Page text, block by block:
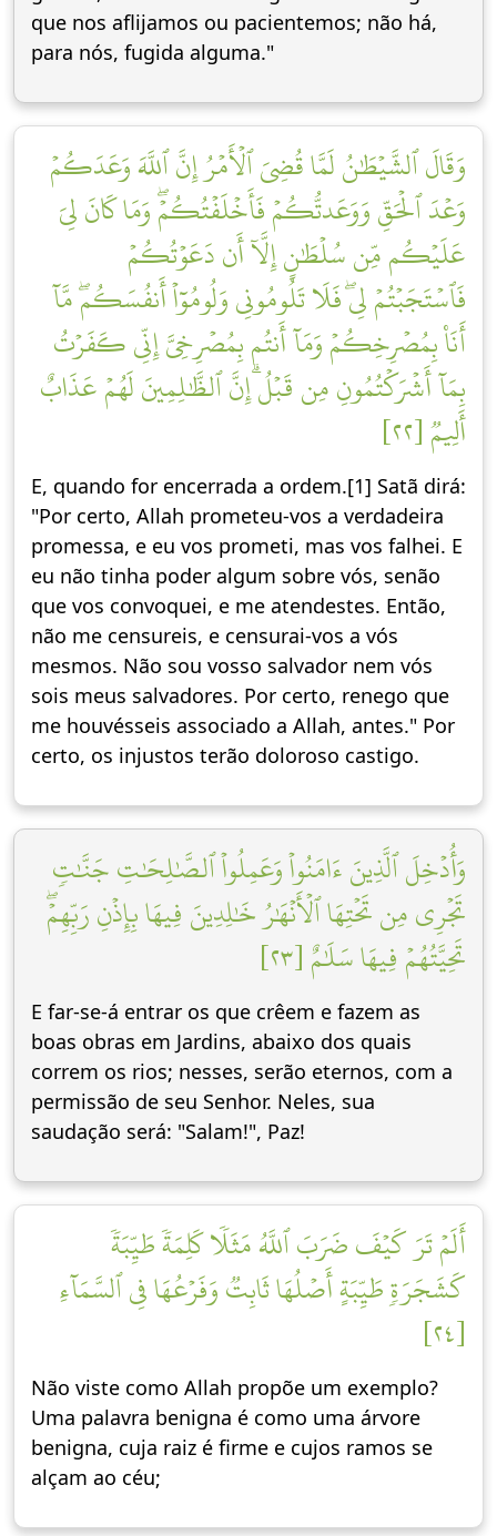
que nos aflijamos ou pacientemos; não há,
para nós, fugida alguma."
وَقَالَ ٱلشَّيۡطَٰنُ لَمَّا قُضِيَ ٱلۡأَمۡرُ إِنَّ ٱللَّهَ وَعَدَكُمۡ
وَعۡدَ ٱلۡحَقِّ وَوَعَدتُّكُمۡ فَأَخۡلَفۡتُكُمۡۖ وَمَا كَانَ لِيَ
عَلَيۡكُم مِّن سُلۡطَٰنٍ إِلَّآ أَن دَعَوۡتُكُمۡ
فَٱسۡتَجَبۡتُمۡ لِيۖ فَلَا تَلُومُونِي وَلُومُوٓاْ أَنفُسَكُمۖ مَّآ
أَنَا۠ بِمُصۡرِخِكُمۡ وَمَآ أَنتُم بِمُصۡرِخِيَّ إِنِّي كَفَرۡتُ
بِمَآ أَشۡرَكۡتُمُونِ مِن قَبۡلُۗ إِنَّ ٱلظَّٰلِمِينَ لَهُمۡ عَذَابٌ
أَلِيمٞ [٢٢]
E, quando for encerrada a ordem.[1] Satã dirá:
"Por certo, Allah prometeu-vos a verdadeira
promessa, e eu vos prometi, mas vos falhei. E
eu não tinha poder algum sobre vós, senão
que vos convoquei, e me atendestes. Então,
não me censureis, e censurai-vos a vós
mesmos. Não sou vosso salvador nem vós
sois meus salvadores. Por certo, renego que
me houvésseis associado a Allah, antes." Por
certo, os injustos terão doloroso castigo.
وَأُدۡخِلَ ٱلَّذِينَ ءَامَنُواْ وَعَمِلُواْ ٱلصَّٰلِحَٰتِ جَنَّٰتٖ
تَجۡرِي مِن تَحۡتِهَا ٱلۡأَنۡهَٰرُ خَٰلِدِينَ فِيهَا بِإِذۡنِ رَبِّهِمۡۖ
تَحِيَّتُهُمۡ فِيهَا سَلَٰمٌ [٢٣]
E far-se-á entrar os que crêem e fazem as
boas obras em Jardins, abaixo dos quais
correm os rios; nesses, serão eternos, com a
permissão de seu Senhor. Neles, sua
saudação será: "Salam!", Paz!
أَلَمۡ تَرَ كَيۡفَ ضَرَبَ ٱللَّهُ مَثَلٗا كَلِمَةٗ طَيِّبَةٗ
كَشَجَرَةٖ طَيِّبَةٍ أَصۡلُهَا ثَابِتٞ وَفَرۡعُهَا فِي ٱلسَّمَآءِ
[٢٤]
Não viste como Allah propõe um exemplo?
Uma palavra benigna é como uma árvore
benigna, cuja raiz é firme e cujos ramos se
alçam ao céu;